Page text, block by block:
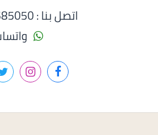
اتصل بنا : 01158585050